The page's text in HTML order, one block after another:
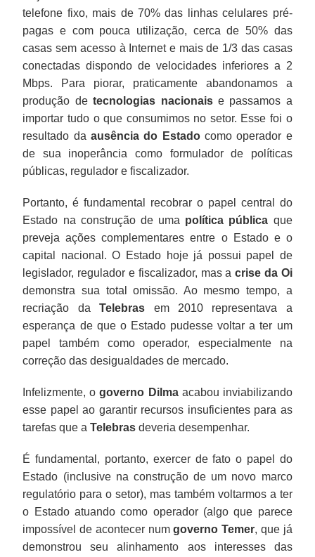
telefone fixo, mais de 70% das linhas celulares pré-
pagas e com pouca utilização, cerca de 50% das
casas sem acesso à Internet e mais de 1/3 das casas
conectadas dispondo de velocidades inferiores a 2
Mbps. Para piorar, praticamente abandonamos a
produção detecnologias nacionaise passamos a
importar tudo o que consumimos no setor. Esse foi o
resultado daausência do Estadocomo operador e
de sua inoperância como formulador de políticas
públicas, regulador e fiscalizador.
Portanto, é fundamental recobrar o papel central do
Estado na construção de uma política pública que
preveja ações complementares entre o Estado e o
capital nacional. O Estado hoje já possui papel de
legislador, regulador e fiscalizador, mas acrise da Oi
demonstra sua total omissão. Ao mesmo tempo, a
recriação daTelebras em 2010 representava a
esperança de que o Estado pudesse voltar a ter um
papel também como operador, especialmente na
correção das desigualdades de mercado.
Infelizmente, ogoverno Dilmaacabou inviabilizando
esse papel ao garantir recursos insuficientes para as
tarefas que aTelebras deveria desempenhar.
É fundamental, portanto, exercer de fato o papel do
Estado (inclusive na construção de um novo marco
regulatório para o setor), mas também voltarmos a ter
o Estado atuando como operador (algo que parece
impossível de acontecer numgoverno Temer, que já
demonstrou seu alinhamento aos interesses das